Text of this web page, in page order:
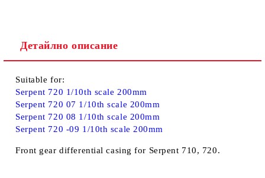
Детайлно описание
Suitable for:
Serpent 720 1/10th scale 200mm
Serpent 720 07 1/10th scale 200mm
Serpent 720 08 1/10th scale 200mm
Serpent 720 -09 1/10th scale 200mm
Front gear differential casing for Serpent 710, 720.